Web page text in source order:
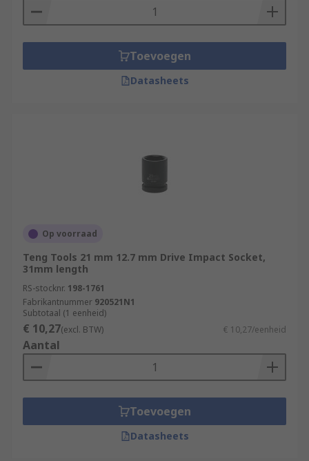
Toevoegen
Datasheets
Op voorraad
Teng Tools 21 mm 12.7 mm Drive Impact Socket,
31mm length
RS-stocknr. 198-1761
Fabrikantnummer 920521N1
Subtotaal (1 eenheid)
€ 10,27(excl. BTW) € 10,27/eenheid
Aantal
Toevoegen
Datasheets